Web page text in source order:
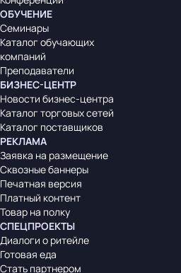
ОБУЧЕНИЕ
Семинары
Каталог обучающих
компаний
Преподаватели
БИЗНЕС-ЦЕНТР
Новости бизнес-центра
Каталог торговых сетей
Каталог поставщиков
РЕКЛАМА
Заявка на размещение
Сквозные баннеры
Печатная версия
Платный контент
Товар на полку
СПЕЦПРОЕКТЫ
Диалоги о ритейле
Готовая еда
Стать партнером